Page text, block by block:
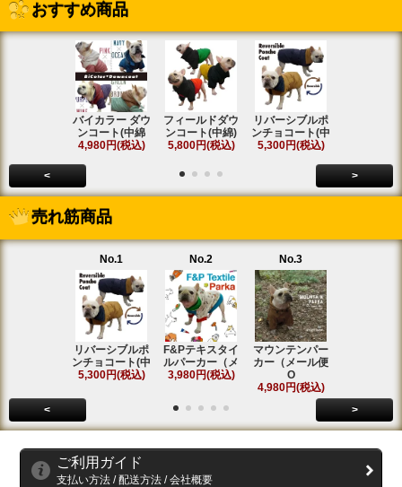
おすすめ商品
バイカラー ダウ
ンコート(中綿
4,980円(税込)
フィールドダウ
ンコート(中綿)
5,800円(税込)
リバーシブルポ
ンチョコート(中
5,300円(税込)
< >
売れ筋商品
No.1
リバーシブルポ
ンチョコート(中
5,300円(税込)
No.2
F&Pテキスタイ
ルパーカー（メ
3,980円(税込)
No.3
マウンテンパー
カー（メール便
O
4,980円(税込)
< >
ご利用ガイド
支払い方法 / 配送方法 / 会社概要